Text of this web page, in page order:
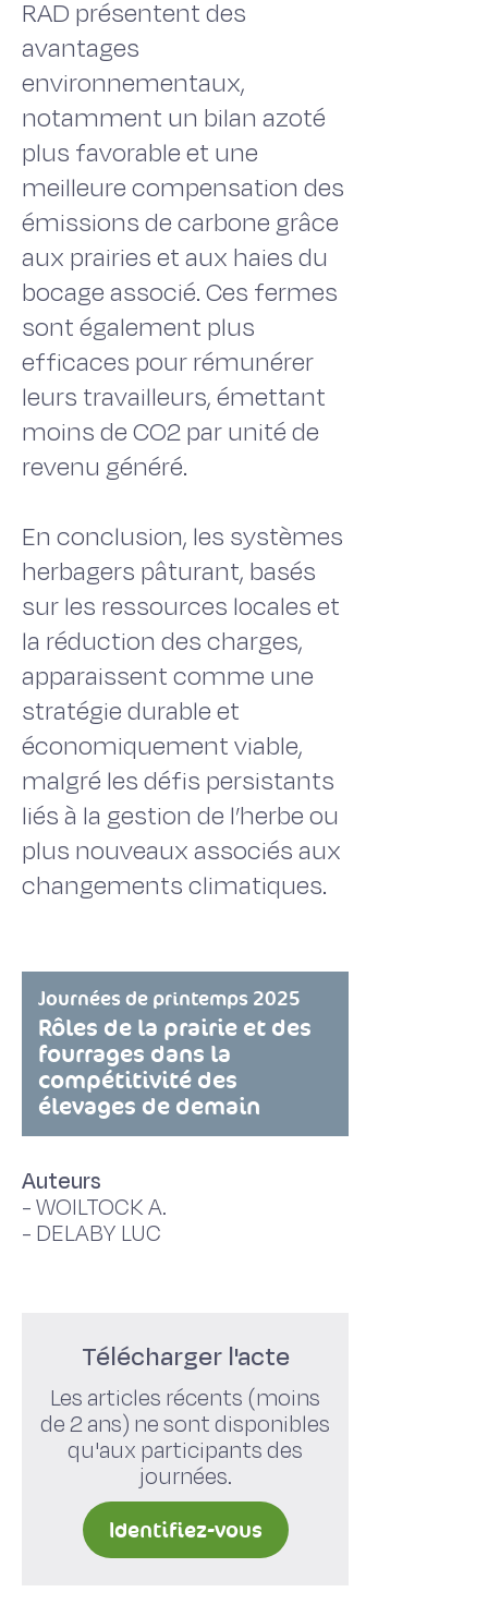
RAD présentent des
avantages
environnementaux,
notamment un bilan azoté
plus favorable et une
meilleure compensation des
émissions de carbone grâce
aux prairies et aux haies du
bocage associé. Ces fermes
sont également plus
efficaces pour rémunérer
leurs travailleurs, émettant
moins de CO2 par unité de
revenu généré.
En conclusion, les systèmes
herbagers pâturant, basés
sur les ressources locales et
la réduction des charges,
apparaissent comme une
stratégie durable et
économiquement viable,
malgré les défis persistants
liés à la gestion de l’herbe ou
plus nouveaux associés aux
changements climatiques.
Journées de printemps 2025
Rôles de la prairie et des
fourrages dans la
compétitivité des
élevages de demain
Auteurs
-WOILTOCK A.
- DELABY LUC
Télécharger l'acte
Les articles récents (moins
de 2 ans) ne sont disponibles
qu'aux participants des
journées.
Identifiez-vous